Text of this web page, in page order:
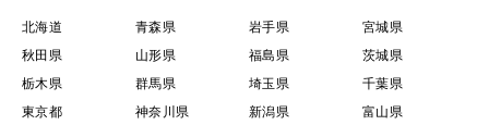
北海道 青森県 岩手県
宮城県
秋田県
山形県 福島県
茨城県
栃木県
群馬県 埼玉県
千葉県
東京都
神奈川県 新潟県
富山県